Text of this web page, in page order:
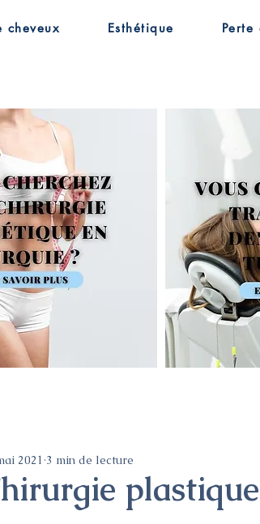
cheveux Esthétique Perte
2021 3 min de lecture